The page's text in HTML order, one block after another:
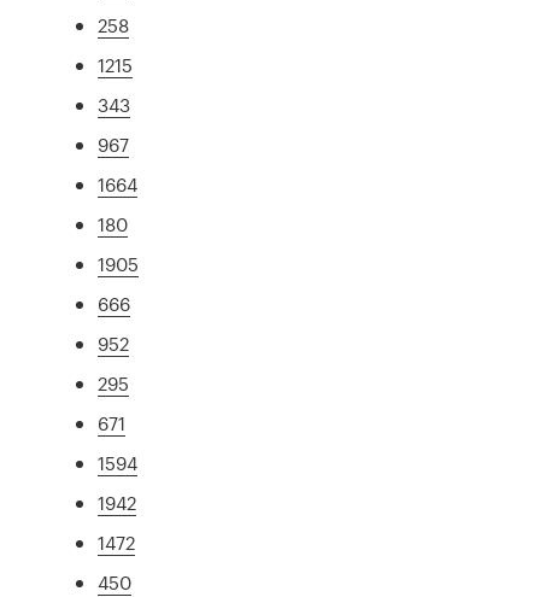
258
1215
343
967
1664
180
1905
666
952
295
671
1594
1942
1472
450